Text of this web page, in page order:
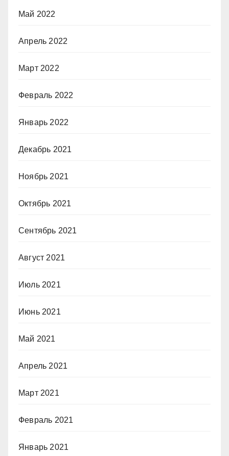
Май 2022
Апрель 2022
Март 2022
Февраль 2022
Январь 2022
Декабрь 2021
Ноябрь 2021
Октябрь 2021
Сентябрь 2021
Август 2021
Июль 2021
Июнь 2021
Май 2021
Апрель 2021
Март 2021
Февраль 2021
Январь 2021